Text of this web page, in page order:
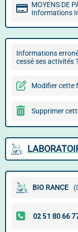
MOYENS DE
Informations
Informations
cessé ses activités ?
Modifier cette
Supprimer
BIO RANCE